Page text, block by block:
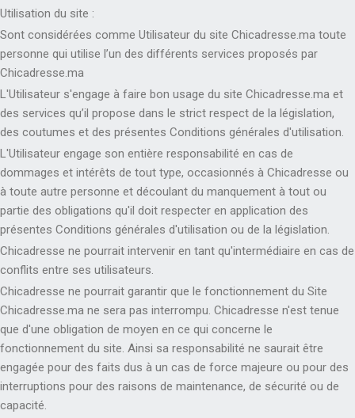
Utilisation du site :
Sont considérées comme Utilisateur du site Chicadresse.ma toute
personne qui utilise l’un des différents services proposés par
Chicadresse.ma
L'Utilisateur s'engage à faire bon usage du site Chicadresse.ma et
des services qu’il propose dans le strict respect de la législation,
des coutumes et des présentes Conditions générales d'utilisation.
L'Utilisateur engage son entière responsabilité en cas de
dommages et intérêts de tout type, occasionnés à Chicadresse ou
à toute autre personne et découlant du manquement à tout ou
partie des obligations qu'il doit respecter en application des
présentes Conditions générales d'utilisation ou de la législation.
Chicadresse ne pourrait intervenir en tant qu'intermédiaire en cas de
conflits entre ses utilisateurs.
Chicadresse ne pourrait garantir que le fonctionnement du Site
Chicadresse.ma ne sera pas interrompu. Chicadresse n'est tenue
que d'une obligation de moyen en ce qui concerne le
fonctionnement du site. Ainsi sa responsabilité ne saurait être
engagée pour des faits dus à un cas de force majeure ou pour des
interruptions pour des raisons de maintenance, de sécurité ou de
capacité.